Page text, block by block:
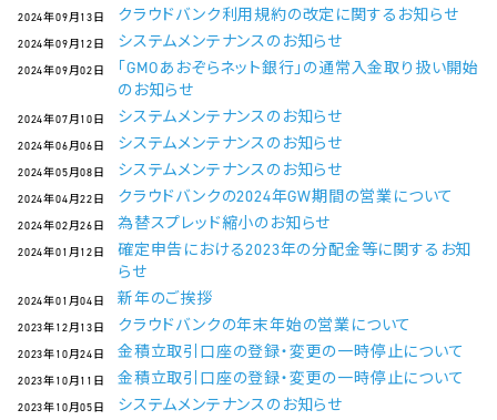
2024年09月13日 クラウドバンク利用規約の改定に関するお知らせ
2024年09月12日 システムメンテナンスのお知らせ
2024年09月02日
「GMOあおぞらネット銀行」の通常入金取り扱い開始
のお知らせ
2024年07月10日 システムメンテナンスのお知らせ
2024年06月06日 システムメンテナンスのお知らせ
2024年05月08日 システムメンテナンスのお知らせ
2024年04月22日 クラウドバンクの2024年GW期間の営業について
2024年02月26日 為替スプレッド縮小のお知らせ
2024年01月12日
確定申告における2023年の分配金等に関するお知
らせ
2024年01月04日 新年のご挨拶
2023年12月13日 クラウドバンクの年末年始の営業について
2023年10月24日 金積立取引口座の登録・変更の一時停止について
2023年10月11日 金積立取引口座の登録・変更の一時停止について
2023年10月05日 システムメンテナンスのお知らせ